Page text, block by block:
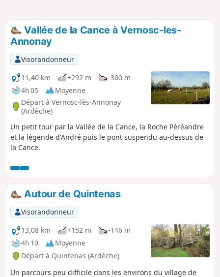
Vallée de la Cance à Vernosc-les-
Annonay
Visorandonneur
11,40 km
+292 m
-300 m
4h 05
Moyenne
Départ à Vernosc-lès-Annonay
(Ardèche)
Un petit tour par la Vallée de la Cance, la Roche Péréandre
et la légende d'André puis le pont suspendu au-dessus de
la Cance.
Autour de Quintenas
Visorandonneur
13,08 km
+152 m
-146 m
4h 10
Moyenne
Départ à Quintenas (Ardèche)
Un parcours peu difficile dans les environs du village de